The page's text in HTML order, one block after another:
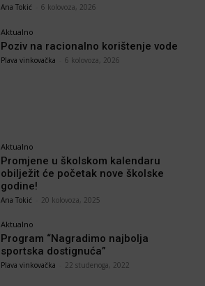
Ana Tokić 6 kolovoza, 2026
Aktualno
Poziv na racionalno korištenje vode
Plava vinkovačka 6 kolovoza, 2026
Aktualno
Promjene u školskom kalendaru
obilježit će početak nove školske
godine!
Ana Tokić 20 kolovoza, 2025
Aktualno
Program “Nagradimo najbolja
sportska dostignuća”
Plava vinkovačka 22 studenoga, 2022